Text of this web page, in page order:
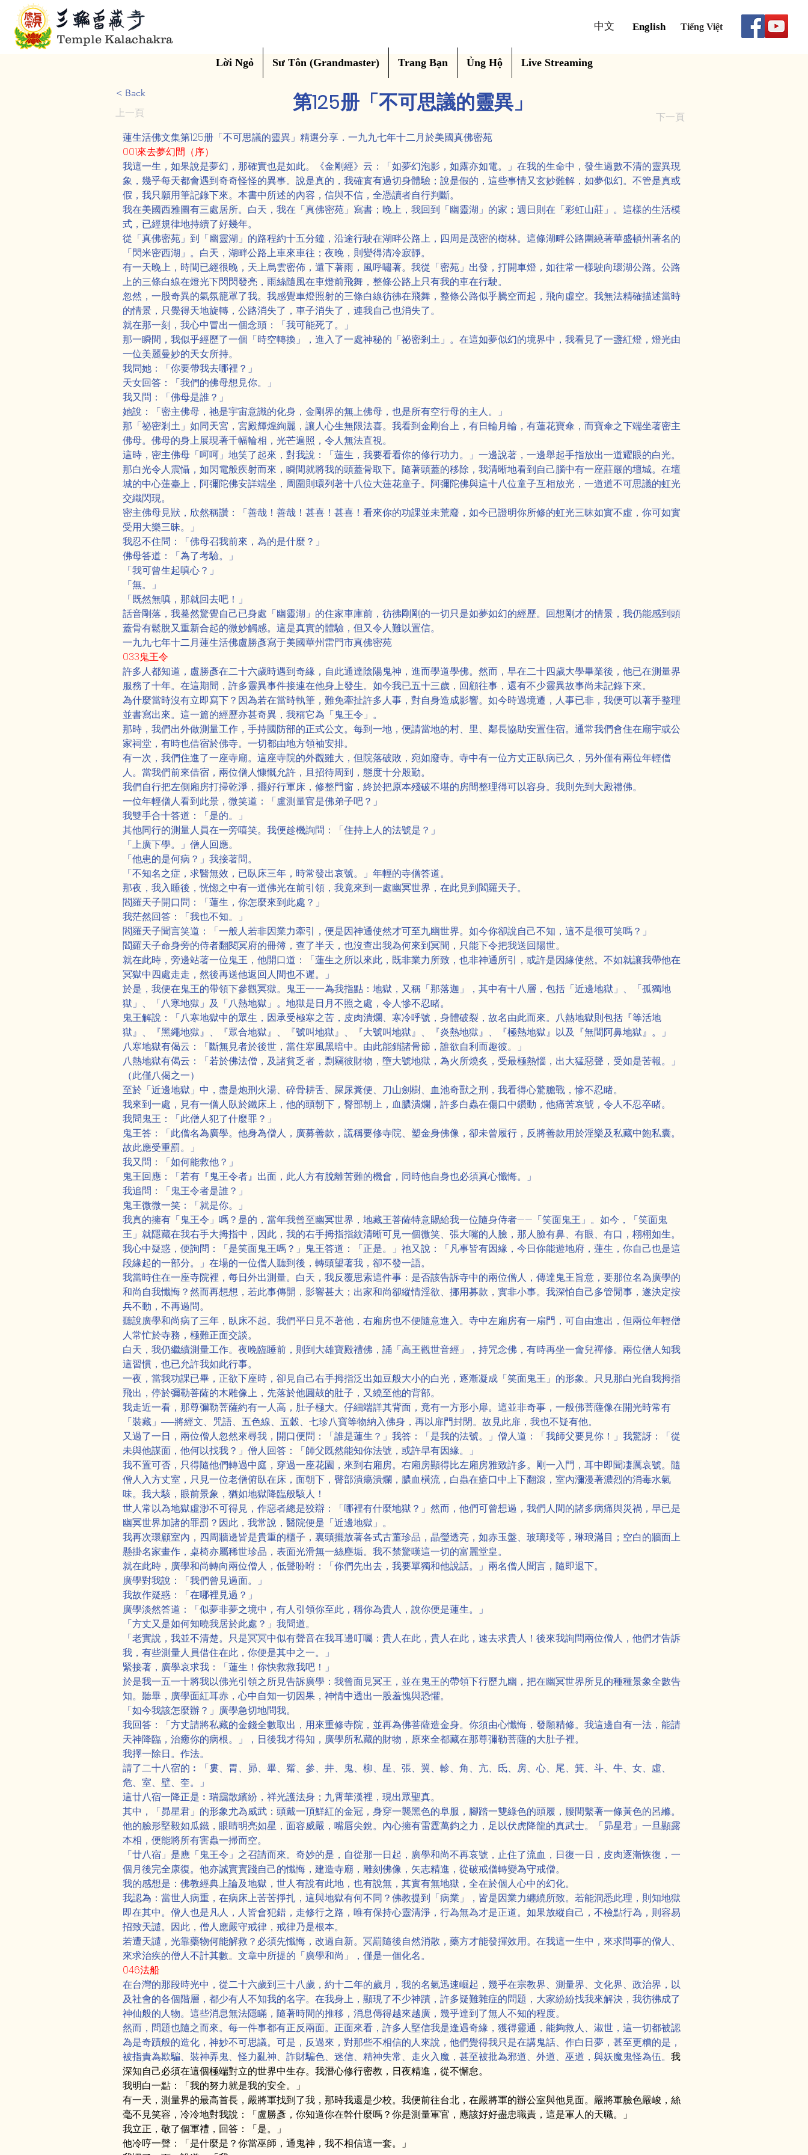
Temple Kalachakra
中文 English Tiếng Việt
Lời Ngỏ Sư Tôn (Grandmaster) Trang Bạn Ủng Hộ Live Streaming
< Back
上一頁
第125册「不可思議的靈異」
下一頁
蓮生活佛文集第125册「不可思議的靈異」精選分享．一九九七年十二月於美國真佛密苑
001來去夢幻間（序）
我這一生，如果說是夢幻，那確實也是如此。《金剛經》云：「如夢幻泡影，如露亦如電。」在我的生命中，發生過數不清的靈異現
象，幾乎每天都會遇到奇奇怪怪的異事。說是真的，我確實有過切身體驗；說是假的，這些事情又玄妙難解，如夢似幻。不管是真或
假，我只願用筆記錄下來。本書中所述的內容，信與不信，全憑讀者自行判斷。
我在美國西雅圖有三處居所。白天，我在「真佛密苑」寫書；晚上，我回到「幽靈湖」的家；週日則在「彩虹山莊」。這樣的生活模
式，已經規律地持續了好幾年。
從「真佛密苑」到「幽靈湖」的路程約十五分鐘，沿途行駛在湖畔公路上，四周是茂密的樹林。這條湖畔公路圍繞著華盛頓州著名的
「閃米密西湖」。白天，湖畔公路上車來車往；夜晚，則變得清冷寂靜。
有一天晚上，時間已經很晚，天上烏雲密佈，還下著雨，風呼嘯著。我從「密苑」出發，打開車燈，如往常一樣駛向環湖公路。公路
上的三條白線在燈光下閃閃發亮，雨絲隨風在車燈前飛舞，整條公路上只有我的車在行駛。
忽然，一股奇異的氣氛籠罩了我。我感覺車燈照射的三條白線彷彿在飛舞，整條公路似乎騰空而起，飛向虛空。我無法精確描述當時
的情景，只覺得天地旋轉，公路消失了，車子消失了，連我自己也消失了。
就在那一刻，我心中冒出一個念頭：「我可能死了。」
那一瞬間，我似乎經歷了一個「時空轉換」，進入了一處神秘的「祕密剎土」。在這如夢似幻的境界中，我看見了一盞紅燈，燈光由
一位美麗曼妙的天女所持。
我問她：「你要帶我去哪裡？」
天女回答：「我們的佛母想見你。」
我又問：「佛母是誰？」
她說：「密主佛母，祂是宇宙意識的化身，金剛界的無上佛母，也是所有空行母的主人。」
那「祕密剎土」如同天宮，宮殿輝煌絢麗，讓人心生無限法喜。我看到金剛台上，有日輪月輪，有蓮花寶傘，而寶傘之下端坐著密主
佛母。佛母的身上展現著千幅輪相，光芒遍照，令人無法直視。
這時，密主佛母「呵呵」地笑了起來，對我說：「蓮生，我要看看你的修行功力。」一邊說著，一邊舉起手指放出一道耀眼的白光。
那白光令人震懾，如閃電般疾射而來，瞬間就將我的頭蓋骨取下。隨著頭蓋的移除，我清晰地看到自己腦中有一座莊嚴的壇城。在壇
城的中心蓮臺上，阿彌陀佛安詳端坐，周圍則環列著十八位大蓮花童子。阿彌陀佛與這十八位童子互相放光，一道道不可思議的虹光
交織閃現。
密主佛母見狀，欣然稱讚：「善哉！善哉！甚喜！甚喜！看來你的功課並未荒廢，如今已證明你所修的虹光三昧如實不虛，你可如實
受用大樂三昧。」
我忍不住問：「佛母召我前來，為的是什麼？」
佛母答道：「為了考驗。」
「我可曾生起嗔心？」
「無。」
「既然無嗔，那就回去吧！」
話音剛落，我驀然驚覺自己已身處「幽靈湖」的住家車庫前，彷彿剛剛的一切只是如夢如幻的經歷。回想剛才的情景，我仍能感到頭
蓋骨有鬆脫又重新合起的微妙觸感。這是真實的體驗，但又令人難以置信。
一九九七年十二月蓮生活佛盧勝彥寫于美國華州雷門市真佛密苑
033鬼王令
許多人都知道，盧勝彥在二十六歲時遇到奇緣，自此通達陰陽鬼神，進而學道學佛。然而，早在二十四歲大學畢業後，他已在測量界
服務了十年。在這期間，許多靈異事件接連在他身上發生。如今我已五十三歲，回顧往事，還有不少靈異故事尚未記錄下來。
為什麼當時沒有立即寫下？因為若在當時執筆，難免牽扯許多人事，對自身造成影響。如今時過境遷，人事已非，我便可以著手整理
並書寫出來。這一篇的經歷亦甚奇異，我稱它為「鬼王令」。
那時，我們出外做測量工作，手持國防部的正式公文。每到一地，便請當地的村、里、鄰長協助安置住宿。通常我們會住在廟宇或公
家祠堂，有時也借宿於佛寺。一切都由地方領袖安排。
有一次，我們住進了一座寺廟。這座寺院的外觀雖大，但院落破敗，宛如廢寺。寺中有一位方丈正臥病已久，另外僅有兩位年輕僧
人。當我們前來借宿，兩位僧人慷慨允許，且招待周到，態度十分殷勤。
我們自行把左側廂房打掃乾淨，擺好行軍床，修整門窗，終於把原本殘破不堪的房間整理得可以容身。我則先到大殿禮佛。
一位年輕僧人看到此景，微笑道：「盧測量官是佛弟子吧？」
我雙手合十答道：「是的。」
其他同行的測量人員在一旁嘻笑。我便趁機詢問：「住持上人的法號是？」
「上廣下學。」僧人回應。
「他患的是何病？」我接著問。
「不知名之症，求醫無效，已臥床三年，時常發出哀號。」年輕的寺僧答道。
那夜，我入睡後，恍惚之中有一道佛光在前引領，我竟來到一處幽冥世界，在此見到閻羅天子。
閻羅天子開口問：「蓮生，你怎麼來到此處？」
我茫然回答：「我也不知。」
閻羅天子聞言笑道：「一般人若非因業力牽引，便是因神通使然才可至九幽世界。如今你卻說自己不知，這不是很可笑嗎？」
閻羅天子命身旁的侍者翻閱冥府的冊簿，查了半天，也沒查出我為何來到冥間，只能下令把我送回陽世。
就在此時，旁邊站著一位鬼王，他開口道：「蓮生之所以來此，既非業力所致，也非神通所引，或許是因緣使然。不如就讓我帶他在
冥獄中四處走走，然後再送他返回人間也不遲。」
於是，我便在鬼王的帶領下參觀冥獄。鬼王一一為我指點：地獄，又稱「那落迦」，其中有十八層，包括「近邊地獄」、「孤獨地
獄」、「八寒地獄」及「八熱地獄」。地獄是日月不照之處，令人慘不忍睹。
鬼王解說：「八寒地獄中的眾生，因承受極寒之苦，皮肉潰爛、寒冷呼號，身體破裂，故名由此而來。八熱地獄則包括『等活地
獄』、『黑繩地獄』、『眾合地獄』、『號叫地獄』、『大號叫地獄』、『炎熱地獄』、『極熱地獄』以及『無間阿鼻地獄』。」
八寒地獄有偈云：「斷無見者於後世，當住寒風黑暗中。由此能銷諸骨節，誰欲自利而趣彼。」
八熱地獄有偈云：「若於佛法僧，及諸貧乏者，剽竊彼財物，墮大號地獄，為火所燒炙，受最極熱惱，出大猛惡聲，受如是苦報。」
（此僅八偈之一）
至於「近邊地獄」中，盡是炮刑火湯、碎骨耕舌、屎尿糞便、刀山劍樹、血池奇獸之刑，我看得心驚膽戰，慘不忍睹。
我來到一處，見有一僧人臥於鐵床上，他的頭朝下，臀部朝上，血膿潰爛，許多白蟲在傷口中鑽動，他痛苦哀號，令人不忍卒睹。
我問鬼王：「此僧人犯了什麼罪？」
鬼王答：「此僧名為廣學。他身為僧人，廣募善款，謊稱要修寺院、塑金身佛像，卻未曾履行，反將善款用於淫樂及私藏中飽私囊。
故此應受重罰。」
我又問：「如何能救他？」
鬼王回應：「若有『鬼王令者』出面，此人方有脫離苦難的機會，同時他自身也必須真心懺悔。」
我追問：「鬼王令者是誰？」
鬼王微微一笑：「就是你。」
我真的擁有「鬼王令」嗎？是的，當年我曾至幽冥世界，地藏王菩薩特意賜給我一位隨身侍者——「笑面鬼王」。如今，「笑面鬼
王」就隱藏在我右手大拇指中，因此，我的右手拇指指紋清晰可見一個微笑、張大嘴的人臉，那人臉有鼻、有眼、有口，栩栩如生。
我心中疑惑，便詢問：「是笑面鬼王嗎？」鬼王答道：「正是。」祂又說：「凡事皆有因緣，今日你能遊地府，蓮生，你自己也是這
段緣起的一部分。」在場的一位僧人聽到後，轉頭望著我，卻不發一語。
我當時住在一座寺院裡，每日外出測量。白天，我反覆思索這件事：是否該告訴寺中的兩位僧人，傳達鬼王旨意，要那位名為廣學的
和尚自我懺悔？然而再想想，若此事傳開，影響甚大；出家和尚卻縱情淫欲、挪用募款，實非小事。我深怕自己多管閒事，遂決定按
兵不動，不再過問。
聽說廣學和尚病了三年，臥床不起。我們平日見不著他，右廂房也不便隨意進入。寺中左廂房有一扇門，可自由進出，但兩位年輕僧
人常忙於寺務，極難正面交談。
白天，我仍繼續測量工作。夜晚臨睡前，則到大雄寶殿禮佛，誦「高王觀世音經」，持咒念佛，有時再坐一會兒禪修。兩位僧人知我
這習慣，也已允許我如此行事。
一夜，當我功課已畢，正欲下座時，卻見自己右手拇指泛出如豆般大小的白光，逐漸凝成「笑面鬼王」的形象。只見那白光自我拇指
飛出，停於彌勒菩薩的木雕像上，先落於他圓鼓的肚子，又繞至他的背部。
我走近一看，那尊彌勒菩薩約有一人高，肚子極大。仔細端詳其背面，竟有一方形小扉。這並非奇事，一般佛菩薩像在開光時常有
「裝藏」──將經文、咒語、五色線、五穀、七珍八寶等物納入佛身，再以扉門封閉。故見此扉，我也不疑有他。
又過了一日，兩位僧人忽然來尋我，開口便問：「誰是蓮生？」我答：「是我的法號。」僧人道：「我師父要見你！」我驚訝：「從
未與他謀面，他何以找我？」僧人回答：「師父既然能知你法號，或許早有因緣。」
我不置可否，只得隨他們轉過中庭，穿過一座花園，來到右廂房。右廂房顯得比左廂房雅致許多。剛一入門，耳中即聞凄厲哀號。隨
僧人入方丈室，只見一位老僧俯臥在床，面朝下，臀部潰瘍潰爛，膿血橫流，白蟲在瘡口中上下翻滾，室內瀰漫著濃烈的消毒水氣
味。我大駭，眼前景象，猶如地獄降臨般駭人！
世人常以為地獄虛渺不可得見，作惡者總是狡辯：「哪裡有什麼地獄？」然而，他們可曾想過，我們人間的諸多病痛與災禍，早已是
幽冥世界加諸的罪罰？因此，我常說，醫院便是「近邊地獄」。
我再次環顧室內，四周牆邊皆是貴重的櫃子，裏頭擺放著各式古董珍品，晶瑩透亮，如赤玉盤、玻璃琖等，琳琅滿目；空白的牆面上
懸掛名家畫作，桌椅亦屬稀世珍品，表面光滑無一絲塵垢。我不禁驚嘆這一切的富麗堂皇。
就在此時，廣學和尚轉向兩位僧人，低聲吩咐：「你們先出去，我要單獨和他說話。」兩名僧人聞言，隨即退下。
廣學對我說：「我們曾見過面。」
我故作疑惑：「在哪裡見過？」
廣學淡然答道：「似夢非夢之境中，有人引領你至此，稱你為貴人，說你便是蓮生。」
「方丈又是如何知曉我居於此處？」我問道。
「老實說，我並不清楚。只是冥冥中似有聲音在我耳邊叮囑：貴人在此，貴人在此，速去求貴人！後來我詢問兩位僧人，他們才告訴
我，有些測量人員借住在此，你便是其中之一。」
緊接著，廣學哀求我：「蓮生！你快救救我吧！」
於是我一五一十將我以佛光引領之所見告訴廣學：我曾面見冥王，並在鬼王的帶領下行歷九幽，把在幽冥世界所見的種種景象全數告
知。聽畢，廣學面紅耳赤，心中自知一切因果，神情中透出一股羞愧與恐懼。
「如今我該怎麼辦？」廣學急切地問我。
我回答：「方丈請將私藏的金錢全數取出，用來重修寺院，並再為佛菩薩造金身。你須由心懺悔，發願精修。我這邊自有一法，能請
天神降臨，治癒你的病根。」，日後我才得知，廣學所私藏的財物，原來全都藏在那尊彌勒菩薩的大肚子裡。
我擇一除日。作法。
請了二十八宿的︰「婁、胃、昴、畢、觜、參、井、鬼、柳、星、張、翼、軫、角、亢、氐、房、心、尾、箕、斗、牛、女、虛、
危、室、壁、奎。」
這廿八宿一降正是︰瑞靄散繽紛，祥光護法身；九霄華漢裡，現出眾聖真。
其中，「昴星君」的形象尤為威武：頭戴一頂鮮紅的金冠，身穿一襲黑色的阜服，腳踏一雙綠色的頭履，腰間繫著一條黃色的呂縧。
他的臉形堅毅如瓜鐵，眼睛明亮如星，面容威嚴，嘴唇尖銳。內心擁有雷霆萬鈞之力，足以伏虎降龍的真武士。「昴星君」一旦顯露
本相，便能將所有害蟲一掃而空。
「廿八宿」是應「鬼王令」之召請而來。奇妙的是，自從那一日起，廣學和尚不再哀號，止住了流血，日復一日，皮肉逐漸恢復，一
個月後完全康復。他亦誠實實踐自己的懺悔，建造寺廟，雕刻佛像，矢志精進，從破戒僧轉變為守戒僧。
我的感想是：佛教經典上論及地獄，世人有說有此地，也有說無，其實有無地獄，全在於個人心中的幻化。
我認為：當世人病重，在病床上苦苦掙扎，這與地獄有何不同？佛教提到「病業」，皆是因業力纏繞所致。若能洞悉此理，則知地獄
即在其中。僧人也是凡人，人皆會犯錯，走修行之路，唯有保持心靈清淨，行為無為才是正道。如果放縱自己，不檢點行為，則容易
招致天譴。因此，僧人應嚴守戒律，戒律乃是根本。
若遭天譴，光靠藥物何能解救？必須先懺悔，改過自新。冥罰隨後自然消散，藥方才能發揮效用。在我這一生中，來求問事的僧人、
來求治疾的僧人不計其數。文章中所提的「廣學和尚」，僅是一個化名。
046法船
在台灣的那段時光中，從二十六歲到三十八歲，約十二年的歲月，我的名氣迅速崛起，幾乎在宗教界、測量界、文化界、政治界，以
及社會的各個階層，都少有人不知我的名字。在我身上，顯現了不少神蹟，許多疑難雜症的問題，大家紛紛找我來解決，我彷彿成了
神仙般的人物。這些消息無法隱瞞，隨著時間的推移，消息傳得越來越廣，幾乎達到了無人不知的程度。
然而，問題也隨之而來。每一件事都有正反兩面。正面來看，許多人堅信我是逢遇奇緣，獲得靈通，能夠救人、淑世，這一切都被認
為是奇蹟般的造化，神妙不可思議。可是，反過來，對那些不相信的人來說，他們覺得我只是在講鬼話、作白日夢，甚至更糟的是，
被指責為欺騙、裝神弄鬼、怪力亂神、詐財騙色、迷信、精神失常、走火入魔，甚至被批為邪道、外道、巫道，與妖魔鬼怪為伍。 我
深知自己必須在這個極端對立的世界中生存。我潛心修行密教，日夜精進，從不懈怠。
我明白一點：「我的努力就是我的安全。」
有一天，測量界的最高首長，嚴將軍找到了我，那時我還是少校。我便前往台北，在嚴將軍的辦公室與他見面。嚴將軍臉色嚴峻，絲
毫不見笑容，冷冷地對我說：「盧勝彥，你知道你在幹什麼嗎？你是測量軍官，應該好好盡忠職責，這是軍人的天職。」
我立正，敬了個軍禮，回答：「是。」
他冷哼一聲：「是什麼是？你當巫師，通鬼神，我不相信這一套。」